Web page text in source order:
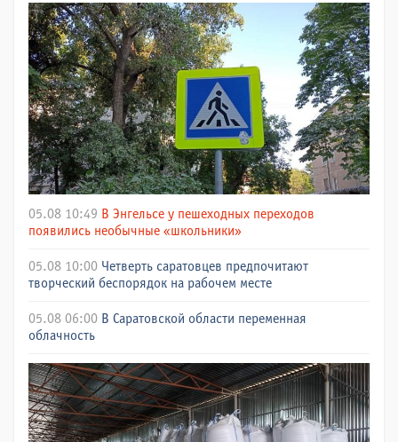
05.08 10:49 В Энгельсе у пешеходных переходов
появились необычные «школьники»
05.08 10:00 Четверть саратовцев предпочитают
творческий беспорядок на рабочем месте
05.08 06:00 В Саратовской области переменная
облачность